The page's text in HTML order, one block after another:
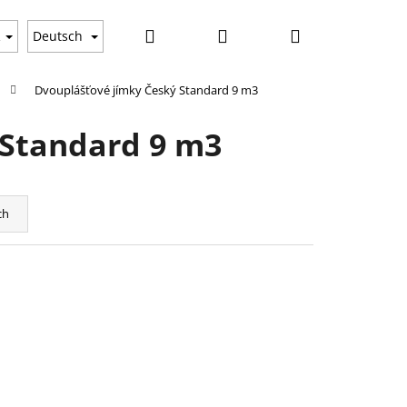
Deutsch Suchen Login Warenkorb
Dvouplášťové jímky Český Standard 9 m3
9 m3